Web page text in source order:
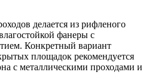
делается из рифленого
фанеры с
Конкретный вариант
площадок рекомендуется
с металлическими проходами и